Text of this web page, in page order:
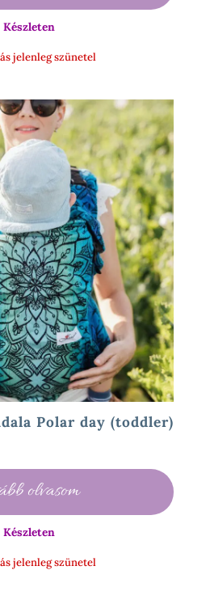
Készleten
jelenleg szünetel
Polar day (toddler)
Ft olvasom
Készleten
jelenleg szünetel